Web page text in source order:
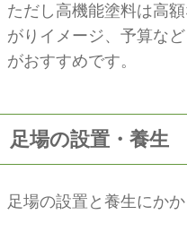
ただし高機能塗料は高
がりイメージ、予算な
がおすすめです。
足場の設置・養生
足場の設置と養生にか